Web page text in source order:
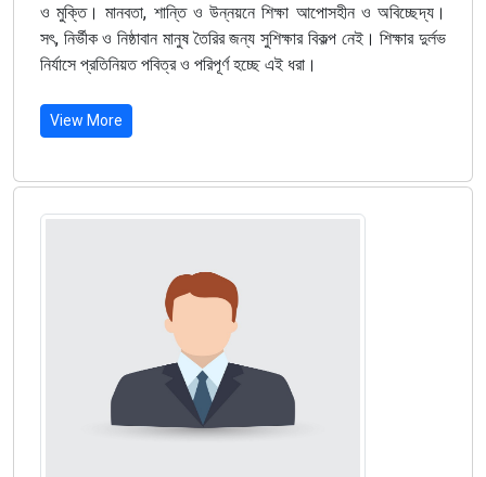
ও মুক্তি। মানবতা, শান্তি ও উন্নয়নে শিক্ষা আপোসহীন ও অবিচ্ছেদ্য।
সৎ, নির্ভীক ও নিষ্ঠাবান মানুষ তৈরির জন্য সুশিক্ষার বিকল্প নেই। শিক্ষার দুর্লভ
নির্যাসে প্রতিনিয়ত পবিত্র ও পরিপূর্ণ হচ্ছে এই ধরা।
View More